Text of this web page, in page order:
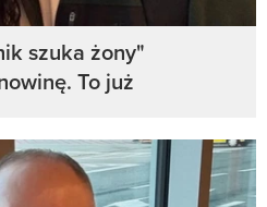
szuka żony"
To już